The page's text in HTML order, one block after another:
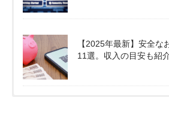
【2025年最新】安全な
11選。収入の目安も紹